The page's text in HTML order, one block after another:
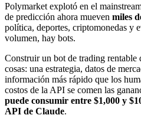
Polymarket explotó en el
de predicción ahora mueven miles
política, deportes, criptomonedas y
volumen, hay bots.
Construir un bot de trading rentable
cosas: una estrategia, datos de
información más rápido que los
costos de la API se comen las
puede consumir entre $1,000 y
API de Claude.